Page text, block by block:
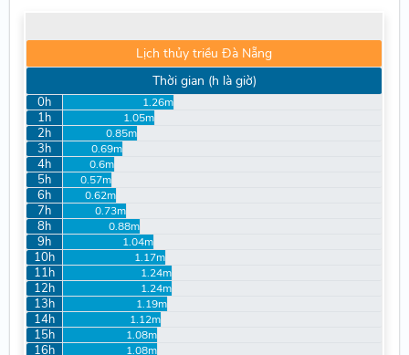
Lịch thủy triều Đà Nẵng
Thời gian (h là giờ)
0h 1.26m
1h 1.05m
2h 0.85m
3h 0.69m
4h 0.6m
5h 0.57m
6h 0.62m
7h 0.73m
8h 0.88m
9h 1.04m
10h 1.17m
11h 1.24m
12h 1.24m
13h 1.19m
14h 1.12m
15h 1.08m
16h 1.08m